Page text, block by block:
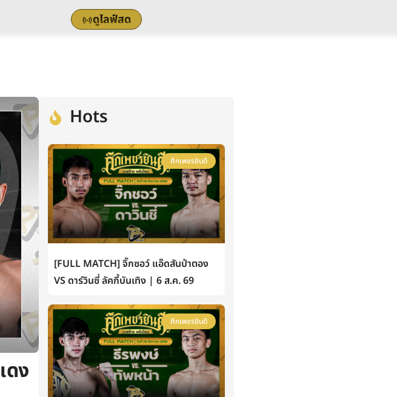
ดูไลฟ์สด
ดง
Hots
ศึกเพชรยินดี
[FULL MATCH] จิ๊กซอว์ แอ๊ดสันป่าตอง
VS ดาร์วินซี่ ลัคกี้บันเทิง | 6 ส.ค. 69
ศึกเพชรยินดี